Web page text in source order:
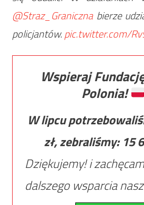
@Straz_Granicznabierze
policjantów.pic.twitter.com/
Wspieraj
Polonia!
W lipcu
zł, zebraliśmy: 15
Dziękujemy! i
dalszego wsparcia